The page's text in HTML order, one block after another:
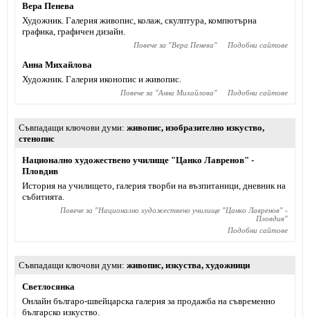
Вера Пенева
Художник. Галерия живопис, колаж, скулптура, компютърна
графика, графичен дизайн.
Повече за "Вера Пенева" Подобни сайтове
Анна Михайлова
Художник. Галерия иконопис и живопис.
Повече за "Анна Михайлова" Подобни сайтове
Съвпадащи ключови думи живопис, изобразително изкуство,
стенопис
Национално художествено училище "Цанко Лавренов" -
Пловдив
История на училището, галерия творби на възпитаници, дневник на
събитията.
Повече за "Национално художествено училище "Цанко Лавренов" -
Пловдив"
Подобни сайтове
Съвпадащи ключови думи живопис, изкуства, художници
Светлосянка
Онлайн българо-швейцарска галерия за продажба на съвременно
българско изкуство.